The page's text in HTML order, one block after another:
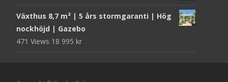
Växthus 8,7 m² | 5 års stormgaranti | Hög
nockhöjd | Gazebo
471 Views 18 995 kr